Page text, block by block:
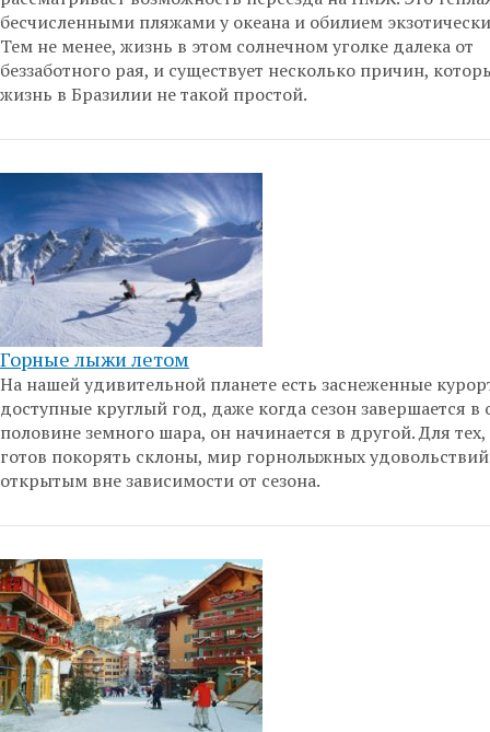
бесчисленными пляжами у океана и обилием
Тем не менее, жизнь в этом солнечном уголке далека от
беззаботного рая, и существует несколько причин,
жизнь в Бразилии не такой простой.
Горные лыжи летом
На нашей удивительной планете есть заснеженные
доступные круглый год, даже когда сезон завершается в
половине земного шара, он начинается в другой. Для тех,
готов покорять склоны, мир горнолыжных удовольствий
открытым вне зависимости от сезона.